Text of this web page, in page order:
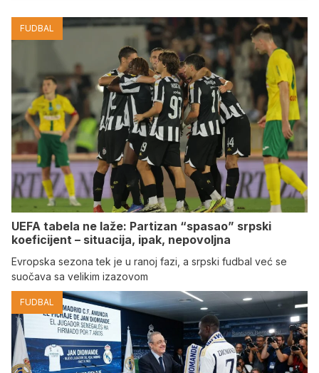
FUDBAL
UEFA tabela ne laže: Partizan “spasao” srpski
koeficijent – situacija, ipak, nepovoljna
Evropska sezona tek je u ranoj fazi, a srpski fudbal već se
suočava sa velikim izazovom
FUDBAL